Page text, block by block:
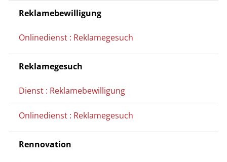
Reklamebewilligung
Onlinedienst : Reklamegesuch
Reklamegesuch
Dienst : Reklamebewilligung
Onlinedienst : Reklamegesuch
Rennovation